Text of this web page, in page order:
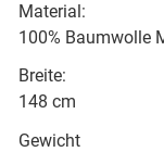
Material:
100% Baumwolle
Breite:
148 cm
Gewicht